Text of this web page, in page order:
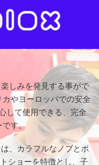
しみを発見する事がで
やヨーロッパでの安全
して使用できる、完全
です。
、カラフルなノブとボ
ショーを特徴とし、子